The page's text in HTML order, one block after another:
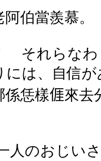
伯當羨慕。
それらな
には、自信
係恁樣𠊎來
のおじい